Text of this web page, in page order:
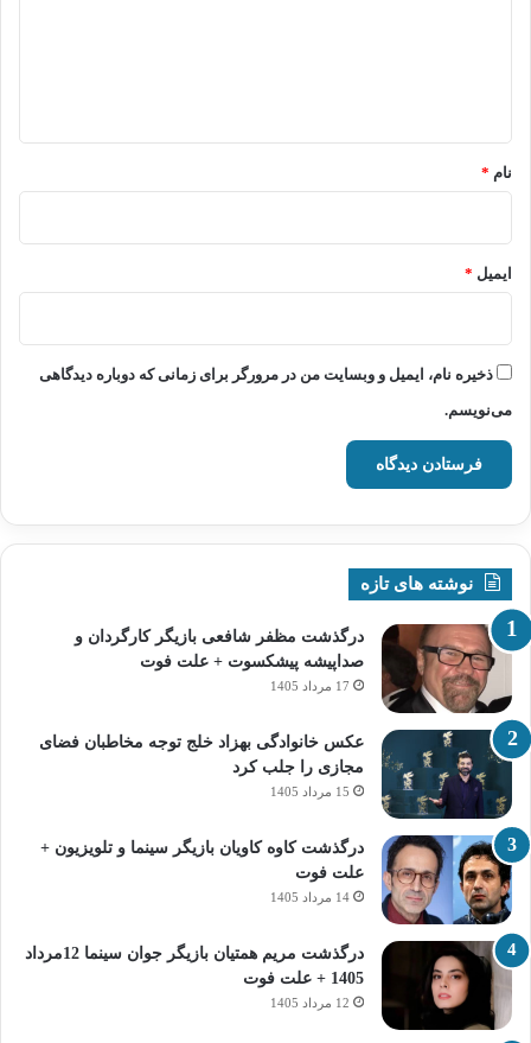
نام *
ایمیل *
ذخیره نام، ایمیل و وبسایت من در مرورگر برای زمانی که دوباره دیدگاهی
می‌نویسم.
نوشته های تازه
درگذشت مظفر شافعی بازیگر کارگردان و
صداپیشه پیشکسوت + علت فوت
17 مرداد 1405
عکس خانوادگی بهزاد خلج توجه مخاطبان فضای
مجازی را جلب کرد
15 مرداد 1405
درگذشت کاوه کاویان بازیگر سینما و تلویزیون +
علت فوت
14 مرداد 1405
درگذشت مریم همتیان بازیگر جوان سینما 12مرداد
1405 + علت فوت
12 مرداد 1405